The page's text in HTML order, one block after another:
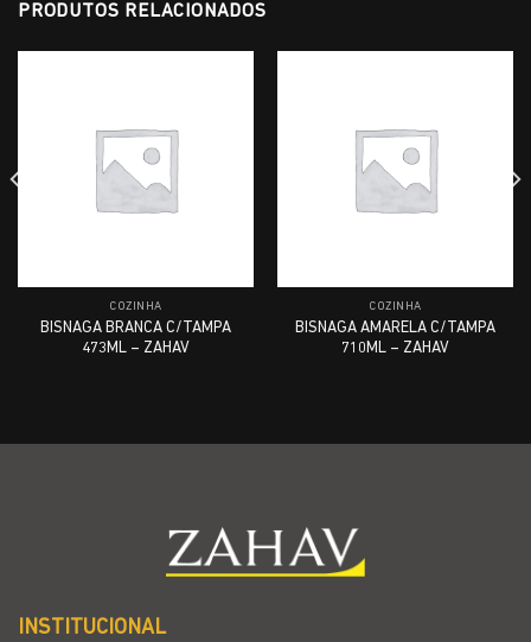
PRODUTOS RELACIONADOS
COZINHA
BISNAGA BRANCA C/TAMPA
473ML – ZAHAV
COZINHA
BISNAGA AMARELA C/TAMPA
710ML – ZAHAV
INSTITUCIONAL